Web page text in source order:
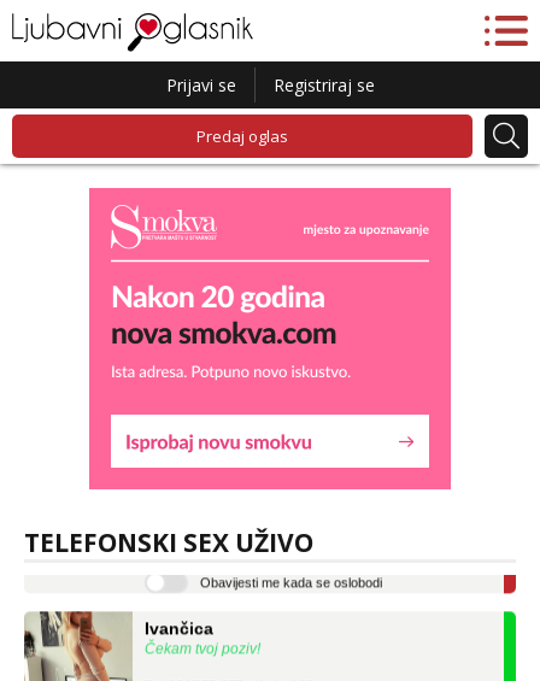
Prijavi se Registriraj se
Predaj oglas
TELEFONSKI SEX UŽIVO
Lucija
Razgovaram :)
tel:0,93€ - mob:1,12€ min
Čekam tvoj poziv!